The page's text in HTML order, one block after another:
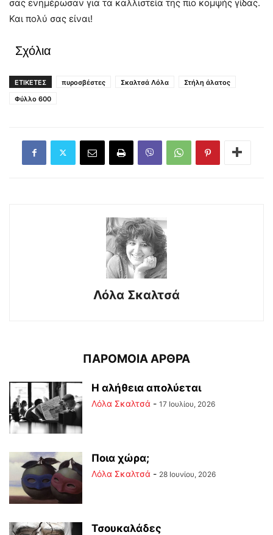
σας ενημέρωσαν για τα καλλιστεία της πιο κομψής γίδας.
Και πολύ σας είναι!
Σχόλια
ΕΤΙΚΕΤΕΣ πυροσβέστες Σκαλτσά Λόλα
Στήλη άλατος
Φύλλο 600
Λόλα Σκαλτσά
ΠΑΡΟΜΟΙΑ ΑΡΘΡΑ
Η αλήθεια απολύεται
Λόλα Σκαλτσά - 17 Ιουλίου, 2026
Ποια χώρα;
Λόλα Σκαλτσά - 28 Ιουνίου, 2026
Τσουκαλάδες